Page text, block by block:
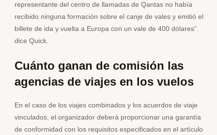
representante del centro de llamadas de Qantas no había
recibido ninguna formación sobre el canje de vales y emitió el
billete de ida y vuelta a Europa con un vale de 400 dólares”.
dice Quick.
Cuánto ganan de comisión las
agencias de viajes en los vuelos
En el caso de los viajes combinados y los acuerdos de viaje
vinculados, el organizador deberá proporcionar una garantía
de conformidad con los requisitos especificados en el artículo